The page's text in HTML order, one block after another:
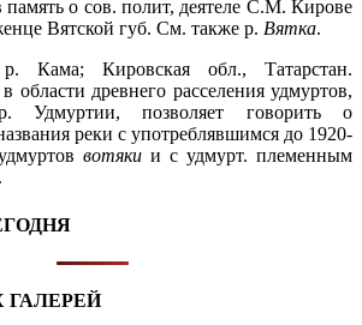
память о сов. полит, деятеле С.М. Кирове
Вятской губ. См. также р. Вятка.
Кировская обл., Татарстан.
области древнего расселения удмуртов,
Удмуртии, позволяет говорить о
реки с употреблявшимся до 1920-
вотяки и с удмурт. племенным
.